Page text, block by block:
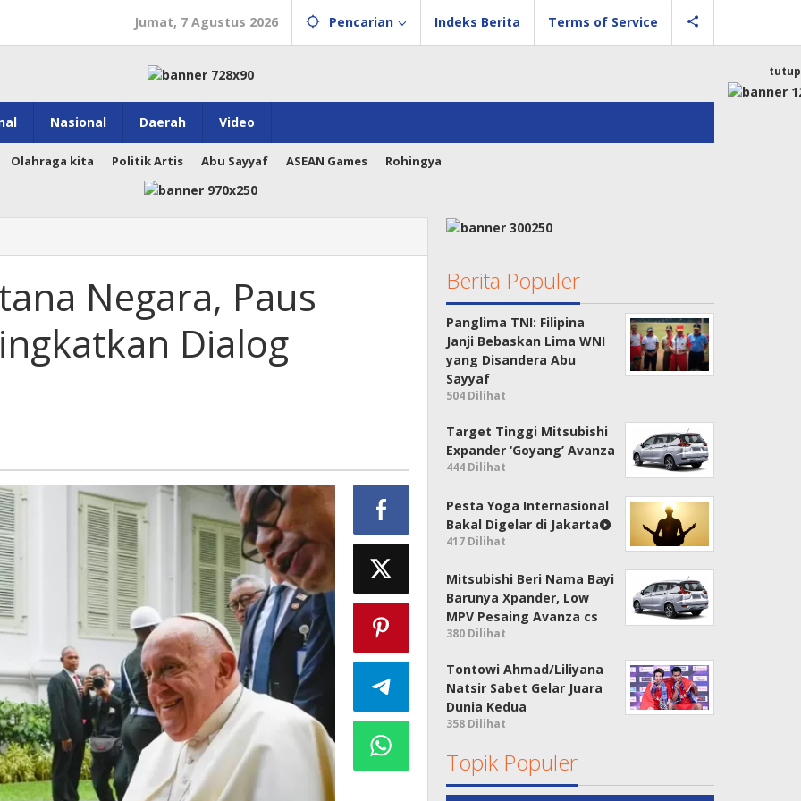
Jumat, 7 Agustus 2026 Pencarian Indeks Berita Terms of Service
Nasional Daerah Video
Olahraga kita Politik Artis Abu Sayyaf ASEAN Games Rohingya
tutup
Negara, Paus
Dialog
Berita Populer
Panglima TNI: Filipina
Janji Bebaskan Lima WNI
yang Disandera Abu
Sayyaf
504 Dilihat
Target Tinggi Mitsubishi
Expander ‘Goyang’ Avanza
444 Dilihat
Pesta Yoga Internasional
Bakal Digelar di Jakarta
417 Dilihat
Mitsubishi Beri Nama Bayi
Barunya Xpander, Low
MPV Pesaing Avanza cs
380 Dilihat
Tontowi Ahmad/Liliyana
Natsir Sabet Gelar Juara
Dunia Kedua
358 Dilihat
Topik Populer